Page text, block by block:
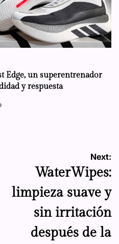
Edge, un superentrenador
y respuesta
Next:
WaterWipes:
limpieza suave y
sin irritación
después de la